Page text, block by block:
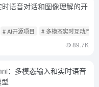
语音对话和图像理解的开
# AI开源项目 # 多模态实时互动产品
89.7K
：多模态输入和实时语音